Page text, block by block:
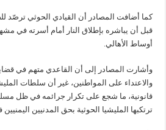
كما أضافت المصادر أن القيادي الحوثي ترصّد
قبل أن يباشره بإطلاق النار أمام أسرته في
أوساط الأهالي.
وأشارت المصادر إلى أن القاعدي متهم في قضايا
والاعتداء على المواطنين، غير أن سلطات
قانونية، ما شجع على تكرار جرائمه في ظل
ترتكبها المليشيا الحوثية بحق المدنيين